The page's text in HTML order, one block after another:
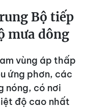
Bộ tiếp
mưa dông
vùng áp thấp
ứng phơn, các
nóng, có nơi
độ cao nhất